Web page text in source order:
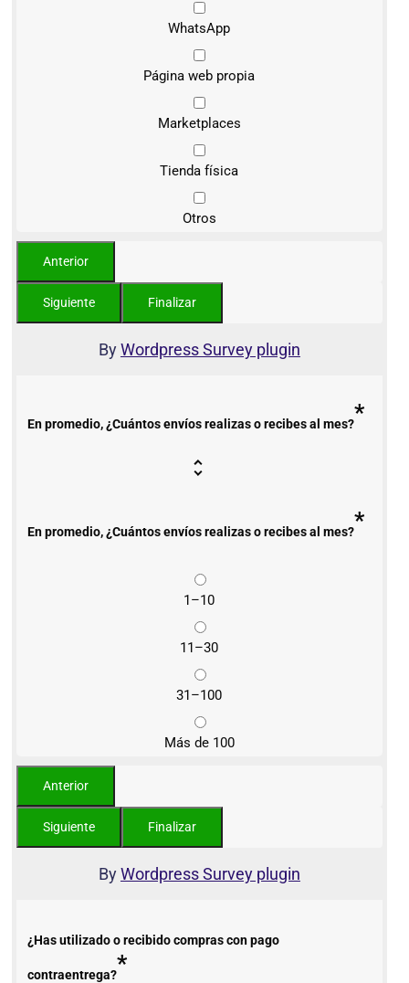
WhatsApp
Página web propia
Marketplaces
Tienda física
Otros
ByWordpress Survey plugin
En promedio, ¿Cuántos envíos realizas o recibes al mes?*
En promedio, ¿Cuántos envíos realizas o recibes al mes?*
1–10
11–30
31–100
Más de 100
ByWordpress Survey plugin
¿Has utilizado o recibido compras con pago
contraentrega?*